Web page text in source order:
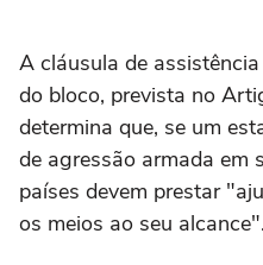
A cláusula de
do bloco, prevista no
determina que, se um
de agressão armada em
países devem prestar
os meios ao seu alcance".